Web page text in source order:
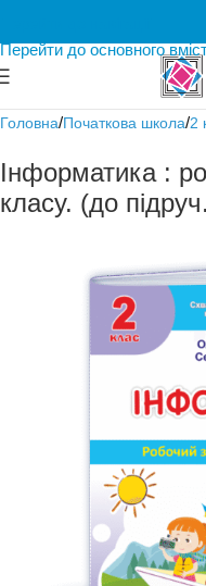
Перейти до основного
Головна/Початкова школа/2
Інформатика :
класу. (до